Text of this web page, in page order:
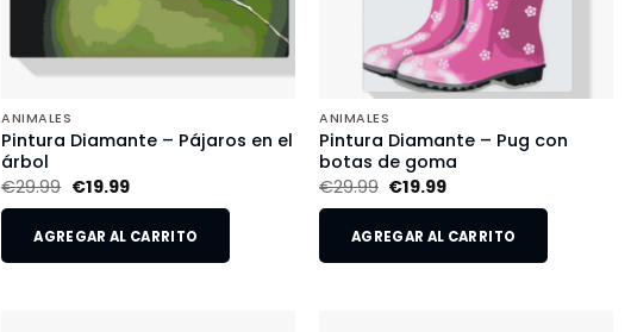
ANIMALES
Pintura Diamante – Pájaros en el
árbol
€29.99 €19.99
AGREGAR AL CARRITO
ANIMALES
Pintura Diamante – Pug con
botas de goma
€29.99 €19.99
AGREGAR AL CARRITO